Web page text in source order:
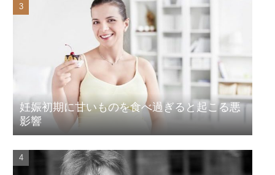
妊娠初期に甘いものを食べ過ぎると起こる悪
影響